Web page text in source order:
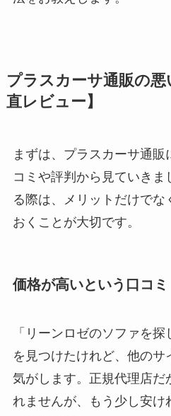
プラスカーサ通販の
直レビュー】
まずは、プラスカーサ通販
コミや評判から見ていきま
る際は、メリットだけでな
おくことが大切です。
価格が高いという口コミ
「リーンロゼのソファを
を見つけたけれど、他のサ
気がします。正規代理店だ
れませんが、もう少し安け